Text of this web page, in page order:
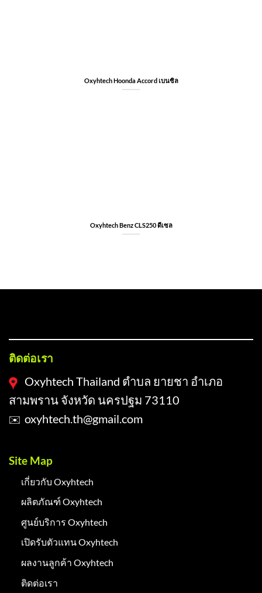
Oxyhtech Hoonda Accord เบนซิล
Oxyhtech Benz CLS250 ดีเซล
ติดต่อเรา
Oxyhtech Thailand ตำบล ยายชา อำเภอ
สามพราน จังหวัด นครปฐม 73110
✉️ oxyhtech.th@gmail.com
Site Map
เกี่ยวกับ Oxyhtech
ผลิตภัณฑ์ Oxyhtech
ศูนย์บริการ Oxyhtech
เปิดรับตัวแทน Oxyhtech
ผลงานลูกค้า Oxyhtech
ติดต่อเรา